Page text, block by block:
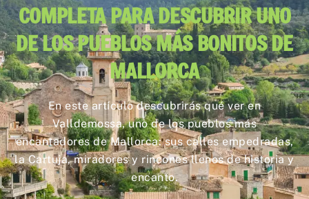
COMPLETA PARA DESCUBRIR UNO
DE LOS PUEBLOS MÁS BONITOS DE
MALLORCA
En este artículo descubrirás qué ver en
Valldemossa, uno de los pueblos más
encantadores de Mallorca: sus calles empedradas,
la Cartuja, miradores y rincones llenos de historia y
encanto.